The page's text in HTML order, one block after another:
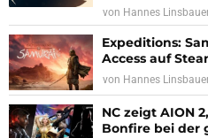
von Hannes
Expeditions:
Access auf
von Hannes
NC zeigt AION
Bonfire bei der